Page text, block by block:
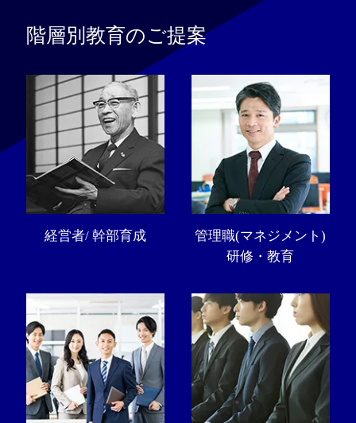
階層別教育のご提案
経営者/ 幹部育成
管理職(マネジメント)
研修・教育